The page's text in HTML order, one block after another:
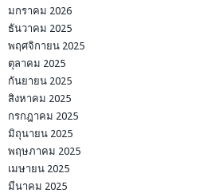
มกราคม 2026
ธันวาคม 2025
พฤศจิกายน 2025
ตุลาคม 2025
กันยายน 2025
สิงหาคม 2025
กรกฎาคม 2025
มิถุนายน 2025
พฤษภาคม 2025
เมษายน 2025
มีนาคม 2025